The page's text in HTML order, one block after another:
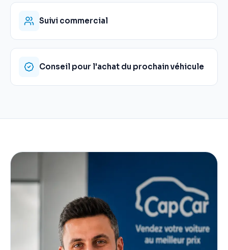
Suivi commercial
Conseil pour l'achat du prochain véhicule